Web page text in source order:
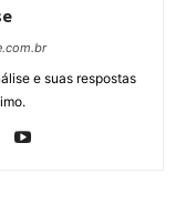
e suas respostas